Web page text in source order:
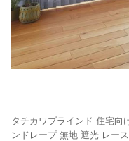
タチカワブラインド 住宅向
ンドレープ 無地 遮光 レー